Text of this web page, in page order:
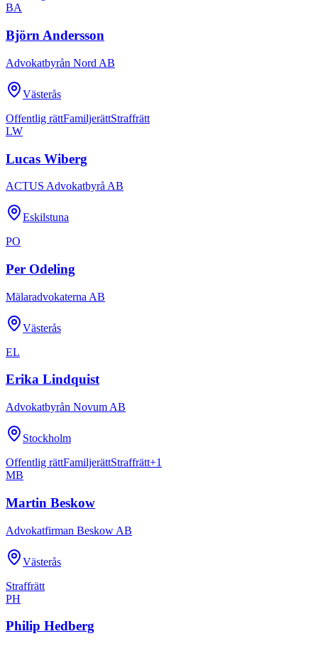
BA
Björn Andersson
Advokatbyrån Nord AB
Västerås
Offentlig rättFamiljerättStraffrätt
LW
Lucas Wiberg
ACTUS Advokatbyrå AB
Eskilstuna
PO
Per Odeling
Mälaradvokaterna AB
Västerås
EL
Erika Lindquist
Advokatbyrån Novum AB
Stockholm
Offentlig rättFamiljerättStraffrätt+1
MB
Martin Beskow
Advokatfirman Beskow AB
Västerås
Straffrätt
PH
Philip Hedberg